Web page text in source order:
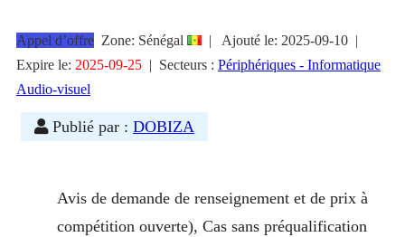
Appel d’offre Zone: Sénégal | Ajouté le: 2025-09-10 |
Expire le: 2025-09-25 | Secteurs : Périphériques - Informatique
Audio-visuel
Publié par : DOBIZA
Avis de demande de renseignement et de prix à
compétition ouverte), Cas sans préqualification